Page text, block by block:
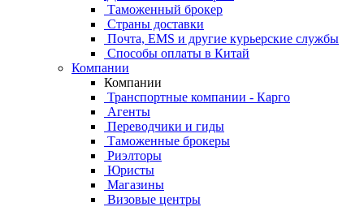
Таможенный брокер
Страны доставки
Почта, EMS и другие курьерские службы
Способы оплаты в Китай
Компании
Компании
Транспортные компании - Карго
Агенты
Переводчики и гиды
Таможенные брокеры
Риэлторы
Юристы
Магазины
Визовые центры